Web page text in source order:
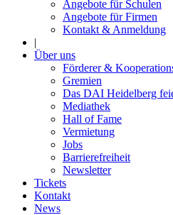
Angebote für Schulen
Angebote für Firmen
Kontakt & Anmeldung
|
Über uns
Förderer &
Gremien
Das DAI Heidelberg
Mediathek
Hall of Fame
Vermietung
Jobs
Barrierefreiheit
Newsletter
Tickets
Kontakt
News